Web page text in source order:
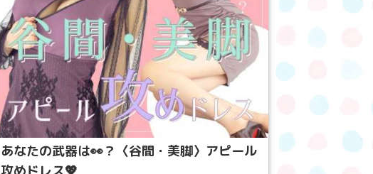
あなたの武器は👀？〈谷間・美脚〉アピール